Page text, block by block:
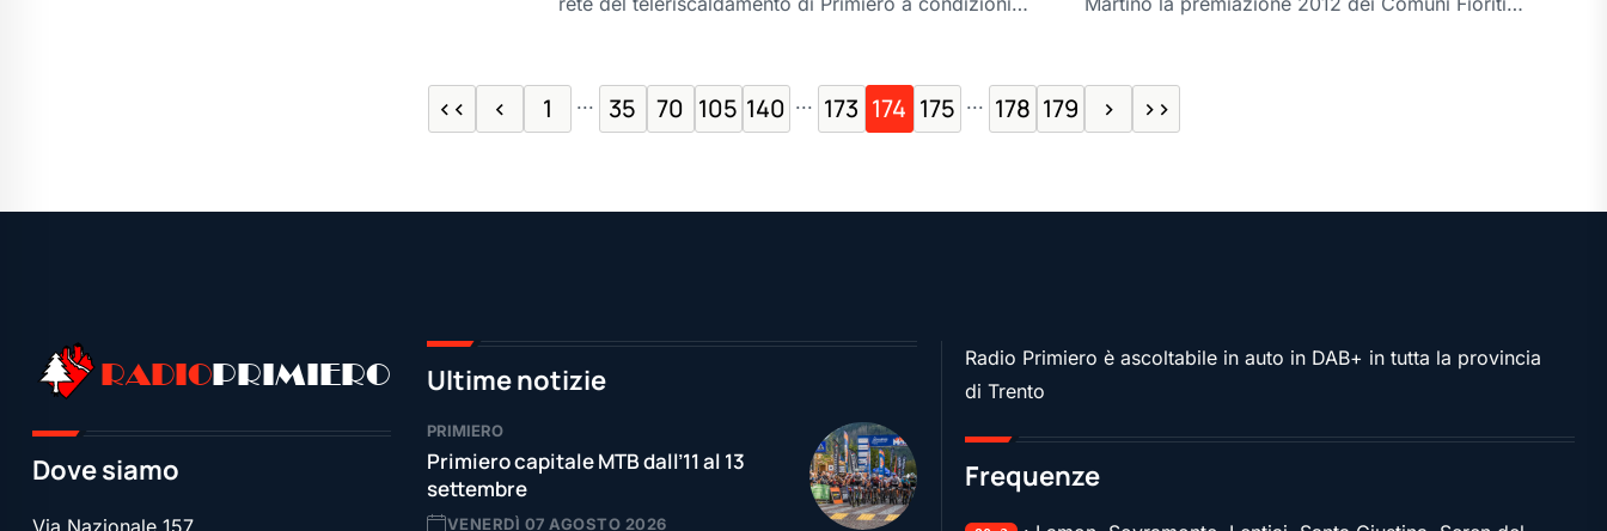
<< < 1 ... 35 70 105 140 ... 173 174 175 ... 178 179 > >>
RADIOPRIMIERO
Dove siamo
Via Nazionale 157
Ultime notizie
PRIMIERO
Primiero capitale MTB dall’11 al 13
settembre
VENERDÌ 07 AGOSTO 2026
Radio Primiero è ascoltabile in auto in DAB+ in tutta la provincia
di Trento
Frequenze